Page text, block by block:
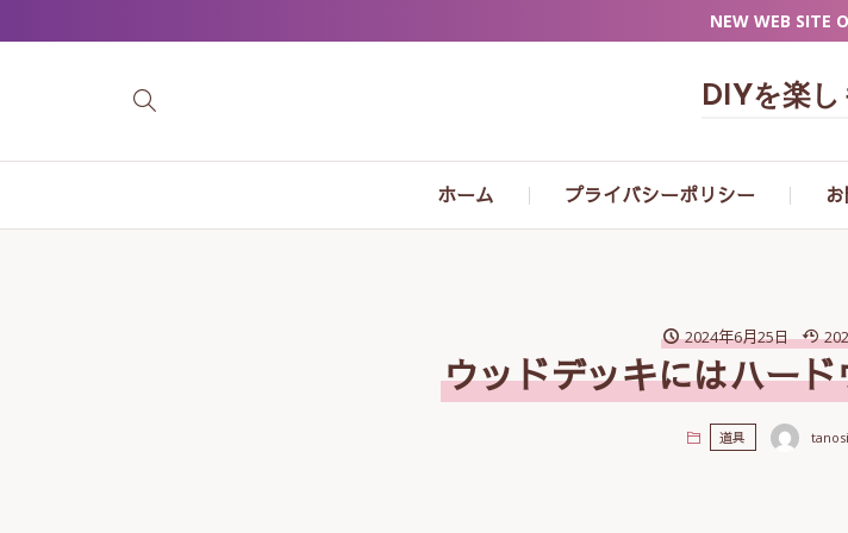
NEW WEB SITE
DIYを楽し
ホーム プライバシーポリシー
2024年6月25日
ウッドデッキにはハー
道具